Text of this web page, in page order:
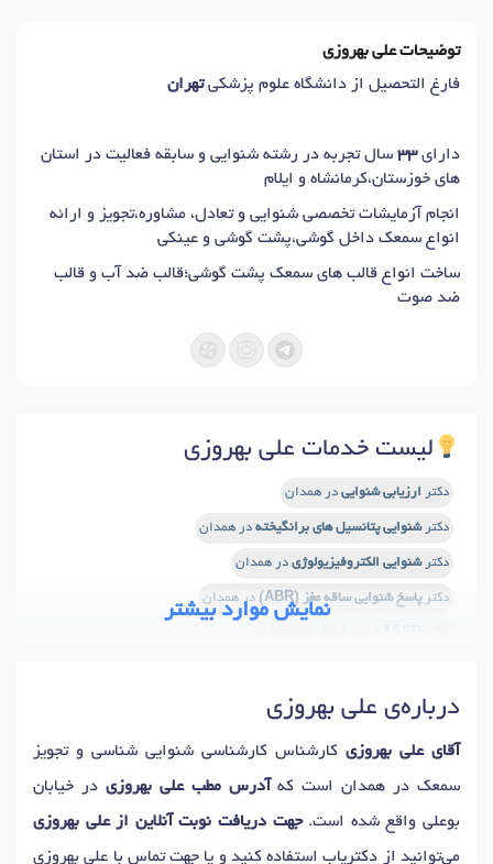
توضیحات علی بهروزی
فارغ التحصیل از دانشگاه علوم پزشکیتهران
دارای۳۳ سال تجربه در رشته شنوایی و سابقه فعالیت در استان
های خوزستان،کرمانشاه و ایلام
انجام آزمایشات تخصصی شنوایی و تعادل، مشاوره،تجویز و ارائه
انواع سمعک داخل گوشی،پشت گوشی و عینکی
ساخت انواع قالب های سمعک پشت گوشی؛قالب ضد آب و قالب
ضد صوت
لیست خدمات علی بهروزی
دکتر ارزیابی شنوایی در همدان
دکترشنوایی پتانسیل های برانگیخته در همدان
دکترشنوایی الکتروفیزیولوژی در همدان
دکترپاسخ شنوایی ساقه مغز (ABR) در همدان
دکتراختلال شنوایی در همدان
نمایش موارد بیشتر
درباره‌ی علی بهروزی
آقای علی بهروزی کارشناس کارشناسی شنوایی شناسی و تجویز
سمعک در همدان است که آدرس مطب علی بهروزی در خیابان
بوعلی واقع شده است.جهت دریافت نوبت آنلاین از علی بهروزی
می‌توانید از دکتریاب استفاده کنید و یا جهت تماس با علی بهروزی